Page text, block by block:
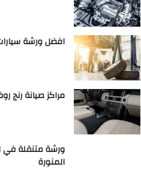
افضل ورشة
مراكز صيانة رنج
ورشة متنقلة في
المنورة